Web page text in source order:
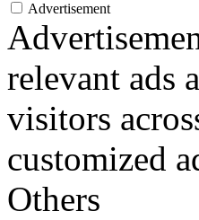
Advertisement
relevant ads
visitors
customized
Others